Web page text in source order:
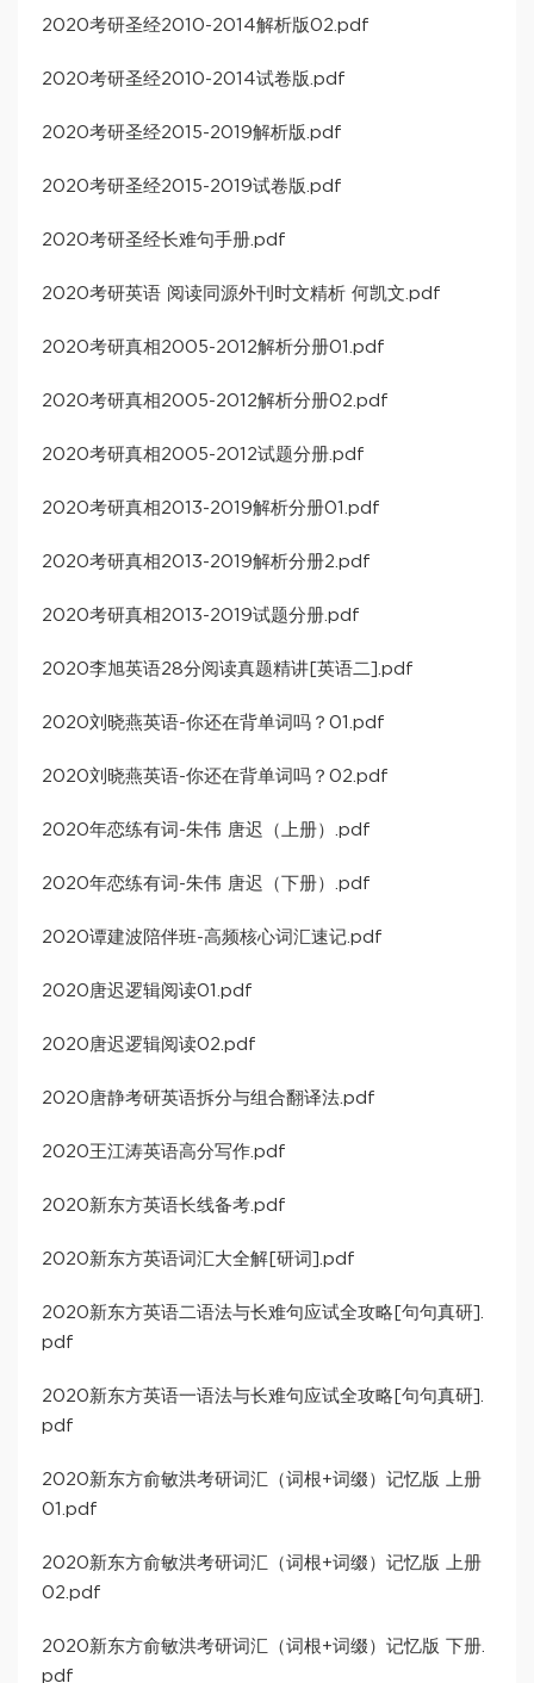
2020考研圣经2010-2014解析版02.pdf
2020考研圣经2010-2014试卷版.pdf
2020考研圣经2015-2019解析版.pdf
2020考研圣经2015-2019试卷版.pdf
2020考研圣经长难句手册.pdf
2020考研英语 阅读同源外刊时文精析 何凯文.pdf
2020考研真相2005-2012解析分册01.pdf
2020考研真相2005-2012解析分册02.pdf
2020考研真相2005-2012试题分册.pdf
2020考研真相2013-2019解析分册01.pdf
2020考研真相2013-2019解析分册2.pdf
2020考研真相2013-2019试题分册.pdf
2020李旭英语28分阅读真题精讲[英语二].pdf
2020刘晓燕英语-你还在背单词吗？01.pdf
2020刘晓燕英语-你还在背单词吗？02.pdf
2020年恋练有词-朱伟 唐迟（上册）.pdf
2020年恋练有词-朱伟 唐迟（下册）.pdf
2020谭建波陪伴班-高频核心词汇速记.pdf
2020唐迟逻辑阅读01.pdf
2020唐迟逻辑阅读02.pdf
2020唐静考研英语拆分与组合翻译法.pdf
2020王江涛英语高分写作.pdf
2020新东方英语长线备考.pdf
2020新东方英语词汇大全解[研词].pdf
2020新东方英语二语法与长难句应试全攻略[句句真研].
pdf
2020新东方英语一语法与长难句应试全攻略[句句真研].
pdf
2020新东方俞敏洪考研词汇（词根+词缀）记忆版 上册
01.pdf
2020新东方俞敏洪考研词汇（词根+词缀）记忆版 上册
02.pdf
2020新东方俞敏洪考研词汇（词根+词缀）记忆版 下册.
pdf